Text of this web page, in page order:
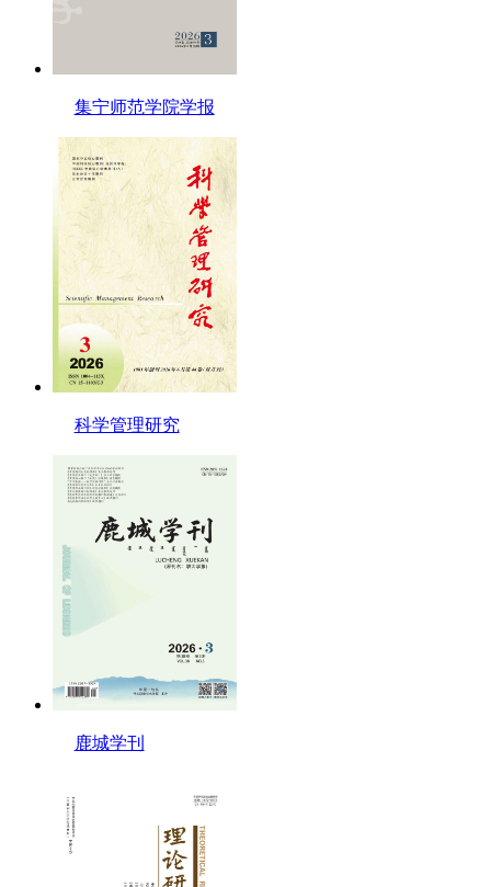
集宁师范学院学报
科学管理研究
鹿城学刊